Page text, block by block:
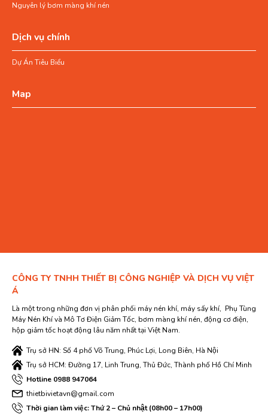
Nguyên lý bơm màng khí nén
Dịch vụ chính
Dự Án Tiêu Biểu
Map
CÔNG TY TNHH THIẾT BỊ CÔNG NGHIỆP VÀ DỊCH VỤ VIỆT
Á
Là một trong những đơn vị phân phối máy nén khí, máy sấy khí, Phụ Tùng
Máy Nén Khí và Mô Tơ Điện Giảm Tốc, bơm màng khí nén, động cơ điện,
hộp giảm tốc hoạt động lâu năm nhất tại Việt Nam.
Trụ sở HN: Số 4 phố Võ Trung, Phúc Lợi, Long Biên, Hà Nội
Trụ sở HCM: Đường 17, Linh Trung, Thủ Đức, Thành phố Hồ Chí Minh
Hotline 0988 947064
thietbivietavn@gmail.com
Thời gian làm việc: Thứ 2 – Chủ nhật (08h00 – 17h00)